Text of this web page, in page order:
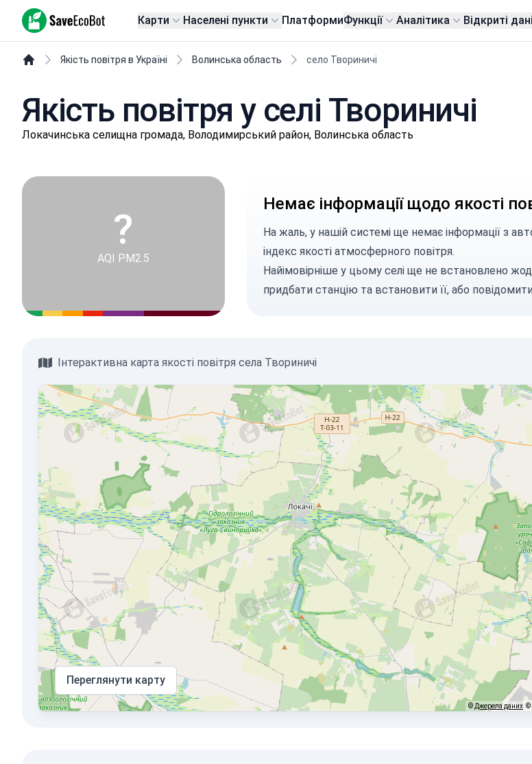
SaveEcoBot Карти Населені пункти ПлатформиФункції Аналітика Відкриті дані
Якість повітря в Україні Волинська область село Твориничі
Якість повітря у селі Твориничі
Лoкaчинськa селищнa громада, Володимирський район, Волинська область
?
AQI PM2.5
Немає інформації щодо якості
На жаль, у нашій системі ще немає інформації з
індекс якості атмосферного повітря.
Найімовірніше у цьому селі ще не встановлено
придбати станцію та встановити її, або
Інтерактивна карта якості повітря села Твориничі
Переглянути карту
© Джерела даних ©